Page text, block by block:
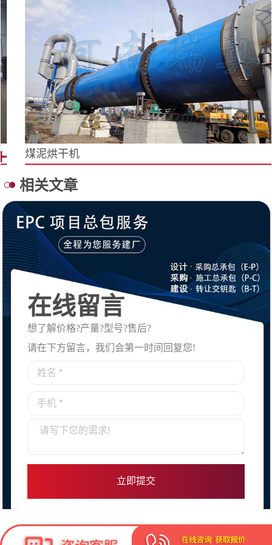
煤泥烘干机
相关文章
在线留言
想了解价格?产量?型号?售后?
请在下方留言，我们会第一时间回复您!